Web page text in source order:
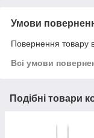
Умови
Повернення товару
Всі умови
Подібні товари